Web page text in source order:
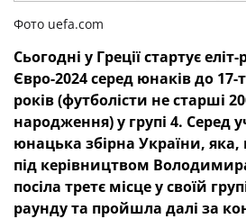
Фото uefa.com
Сьогодні у Греції стартує
Євро-2024 серед юнаків до 17-
років (футболісти не старші
народження) у групі 4. Серед
юнацька збірна України, яка,
під керівництвом
посіла третє місце у своїй
раунду та пройшла далі за